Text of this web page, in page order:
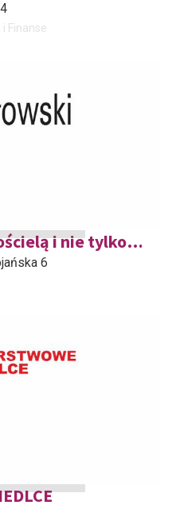
Finanse
i nie tylko…
6